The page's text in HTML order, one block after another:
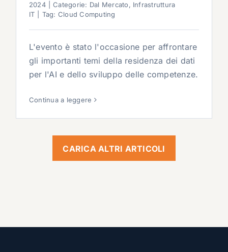
2024
Categorie: Dal Mercato, Infrastruttura
IT
Tag: Cloud Computing
L'evento è stato l'occasione per affrontare
gli importanti temi della residenza dei dati
per l'AI e dello sviluppo delle competenze.
Continua a leggere
CARICA ALTRI ARTICOLI